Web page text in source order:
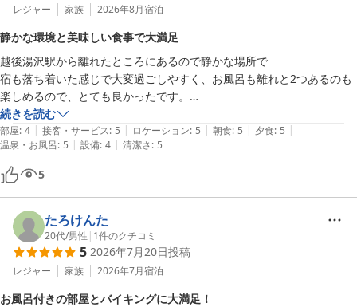
レジャー 家族 2026年8月宿泊
静かな環境と美味しい食事で大満足
越後湯沢駅から離れたところにあるので静かな場所で
宿も落ち着いた感じで大変過ごしやすく、お風呂も離れと2つあるのも
楽しめるので、とても良かったです。
そして夕食と朝食どちらとも品数は多くはないですが、どれも美味しく
食べ過ぎてしまいました。
また、そちらの方に行った時は泊まりたいと思います😊
続きを読む
部屋: 4 | 接客・サービス: 5 | ロケーション: 5 | 朝食: 5 | 夕食: 5 |
温泉・お風呂: 5 | 設備: 4 | 清潔さ: 5
5
たろけんた
20代/男性 | 1件のクチコミ
5 2026年7月20日投稿
レジャー 家族 2026年7月宿泊
お風呂付きの部屋とバイキングに大満足！